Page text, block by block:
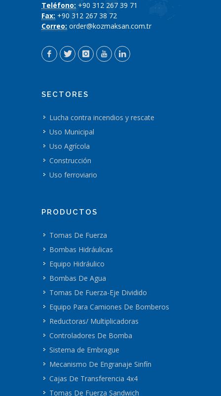
Teléfono: +90 312 267 39 71
Fax: +90 312 267 38 72
Correo: order@kozmaksan.com.tr
SECTORES
Lucha contra incendios y rescate
Uso Municipal
Uso Agrícola
Construcción
Uso ferroviario
PRODUCTOS
Tomas De Fuerza
Bombas Hidráulicas
Equipo Hidráulico
Bombas De Agua
Tomas De Fuerza-Eje Dividido
Equipo Para Camiones De Bomberos
Reductoras/ Multiplicadoras
Controladores De Bomba
Sistema de Embrague
Mecanismo De Engranaje Sinfín
Cajas De Transferencia 4x4
Tomas De Fuerza Sandwich